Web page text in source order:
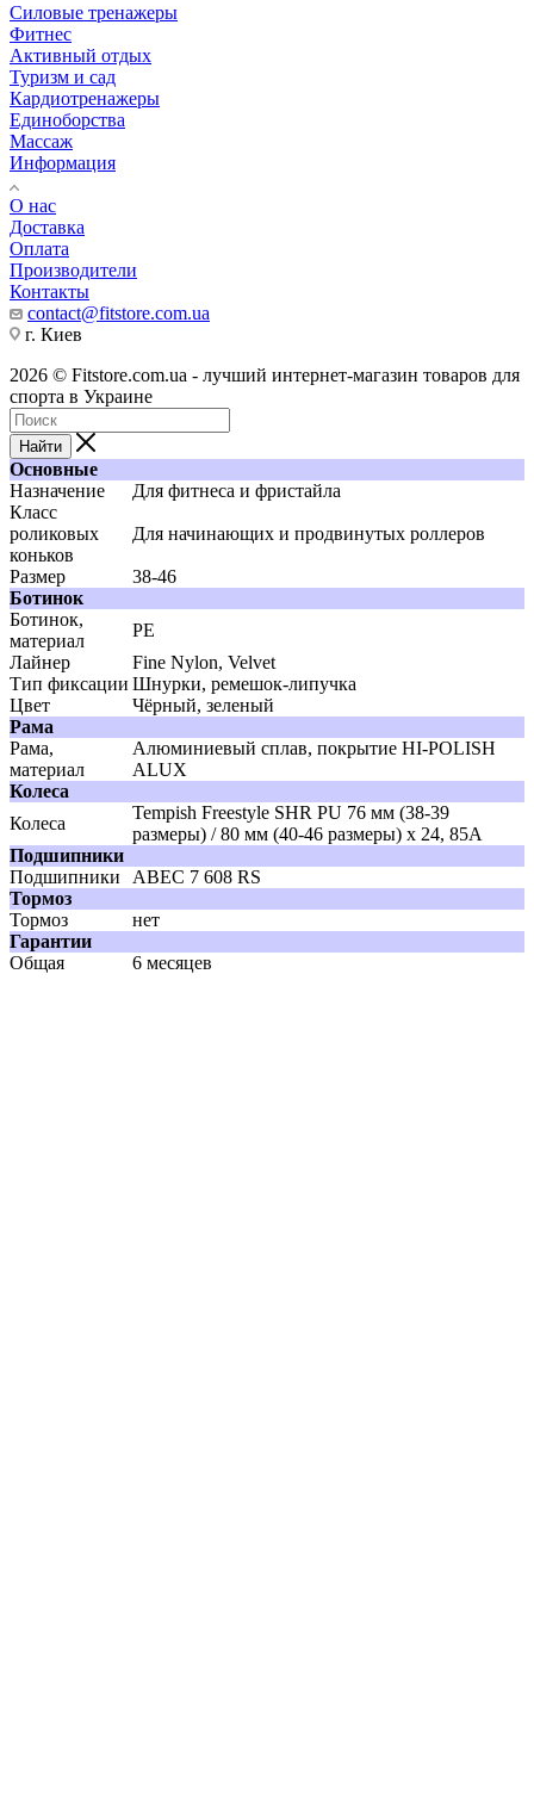
Силовые тренажеры
Фитнес
Активный отдых
Туризм и сад
Кардиотренажеры
Единоборства
Массаж
Информация
О нас
Доставка
Оплата
Производители
Контакты
contact@fitstore.com.ua
г. Киев
2026 © Fitstore.com.ua - лучший интернет-магазин товаров для
спорта в Украине
Найти
Основные
Назначение
Для фитнеса и фристайла
Класс
роликовых
коньков
Для начинающих и продвинутых роллеров
Размер
38-46
Ботинок
Ботинок,
материал
PE
Лайнер
Fine Nylon, Velvet
Тип фиксации Шнурки, ремешок-липучка
Цвет
Чёрный, зеленый
Рама
Рама,
материал
Алюминиевый сплав, покрытие HI-POLISH
ALUX
Колеса
Колеса
Tempish Freestyle SHR PU 76 мм (38-39
размеры) / 80 мм (40-46 размеры) x 24, 85A
Подшипники
Подшипники
ABEC 7 608 RS
Тормоз
Тормоз
нет
Гарантии
Общая
6 месяцев